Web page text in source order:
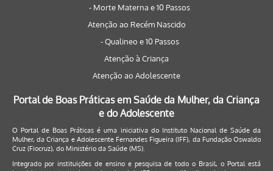
- Morte Materna e 10 Passos
Atenção ao Recém Nascido
- Qualineo e 10 Passos
Atenção à Criança
Atenção ao Adolescente
Portal de Boas Práticas em Saúde da Mulher, da Criança
e do Adolescente
O Portal de Boas Práticas é uma iniciativa do Instituto Nacional de Saúde da
Mulher, da Criança e Adolescente Fernandes Figueira (IFF), da Fundação Oswaldo
Cruz (Fiocruz), do Ministério da Saúde (MS).
Integrado por instituições de ensino e pesquisa de todo o Brasil, o Portal está